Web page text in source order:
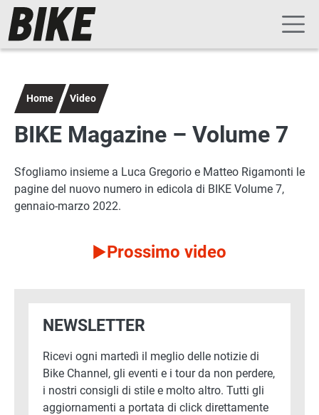
Salta al contenuto principale
Navigazione principale
Home Video
BIKE Magazine – Volume 7
Sfogliamo insieme a Luca Gregorio e Matteo Rigamonti le
pagine del nuovo numero in edicola di BIKE Volume 7,
gennaio-marzo 2022.
Prossimo video
NEWSLETTER
Ricevi ogni martedì il meglio delle notizie di
Bike Channel, gli eventi e i tour da non perdere,
i nostri consigli di stile e molto altro. Tutti gli
aggiornamenti a portata di click direttamente